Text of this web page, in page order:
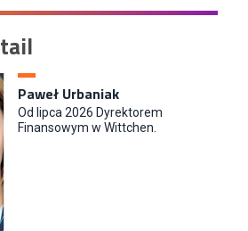
Paweł Urbaniak
Od lipca 2026 Dyrektorem
Finansowym w Wittchen.